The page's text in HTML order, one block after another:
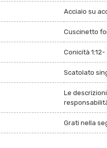
Acciaio su
Cuscinetto
Conicità 1:12-
Scatolato
Le
Grati nella